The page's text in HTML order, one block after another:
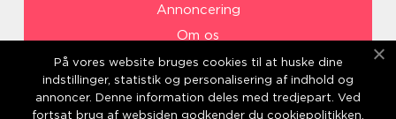
Annoncering
Om os
Cookies
Kontakt os
Sitemap
På vores website bruges cookies til at huske dine
indstillinger, statistik og personalisering af indhold og
annoncer. Denne information deles med tredjepart. Ved
fortsat brug af websiden godkender du cookiepolitikken.